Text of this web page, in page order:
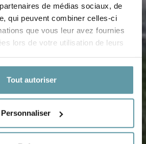
de médias sociaux, de
qui peuvent combiner celles-ci
que vous leur avez fournies
lors de votre utilisation de leurs
Tout autoriser
Personnaliser